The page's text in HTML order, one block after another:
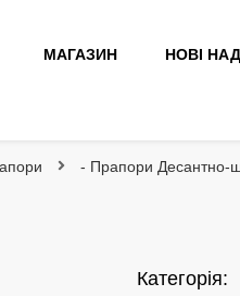
МАГАЗИН НОВІ
- Прапори Десантно-
Категорія: